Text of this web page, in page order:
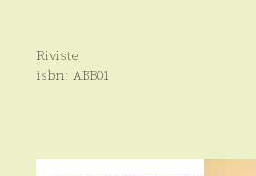
Riviste
isbn: ABB01